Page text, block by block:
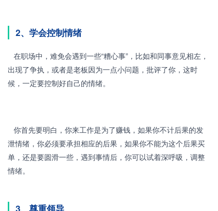
2、学会控制情绪
出现了争执，或者是老板因为一点小问题，批评了你，这时
候，一定要控制好自己的情绪。
泄情绪，你必须要承担相应的后果，如果你不能为这个后果买
单，还是要圆滑一些，遇到事情后，你可以试着深呼吸，调整
情绪。
3、尊重领导